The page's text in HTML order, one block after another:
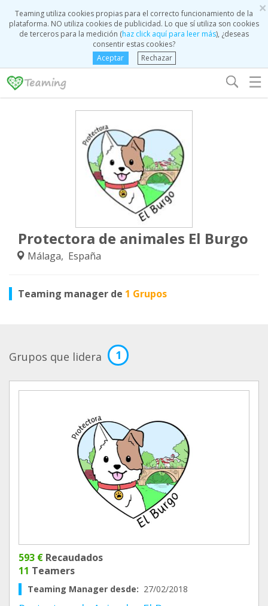
×
Teaming utiliza cookies propias para el correcto funcionamiento de la
plataforma. NO utiliza cookies de publicidad. Lo que sí utiliza son cookies
de terceros para la medición (haz click aquí para leer más), ¿deseas
consentir estas cookies?
Aceptar
Rechazar
☰
Protectora de animales El Burgo
Málaga, España
Teaming manager de 1 Grupos
Grupos que lidera 1
593 € Recaudados
11 Teamers
Teaming Manager desde: 27/02/2018